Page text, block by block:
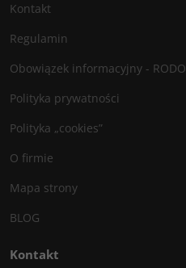
Kontakt
Regulamin
Obowiązek informacyjny - RODO
Polityka prywatności
Polityka „cookies”
O firmie
Mapa strony
BLOG
Kontakt